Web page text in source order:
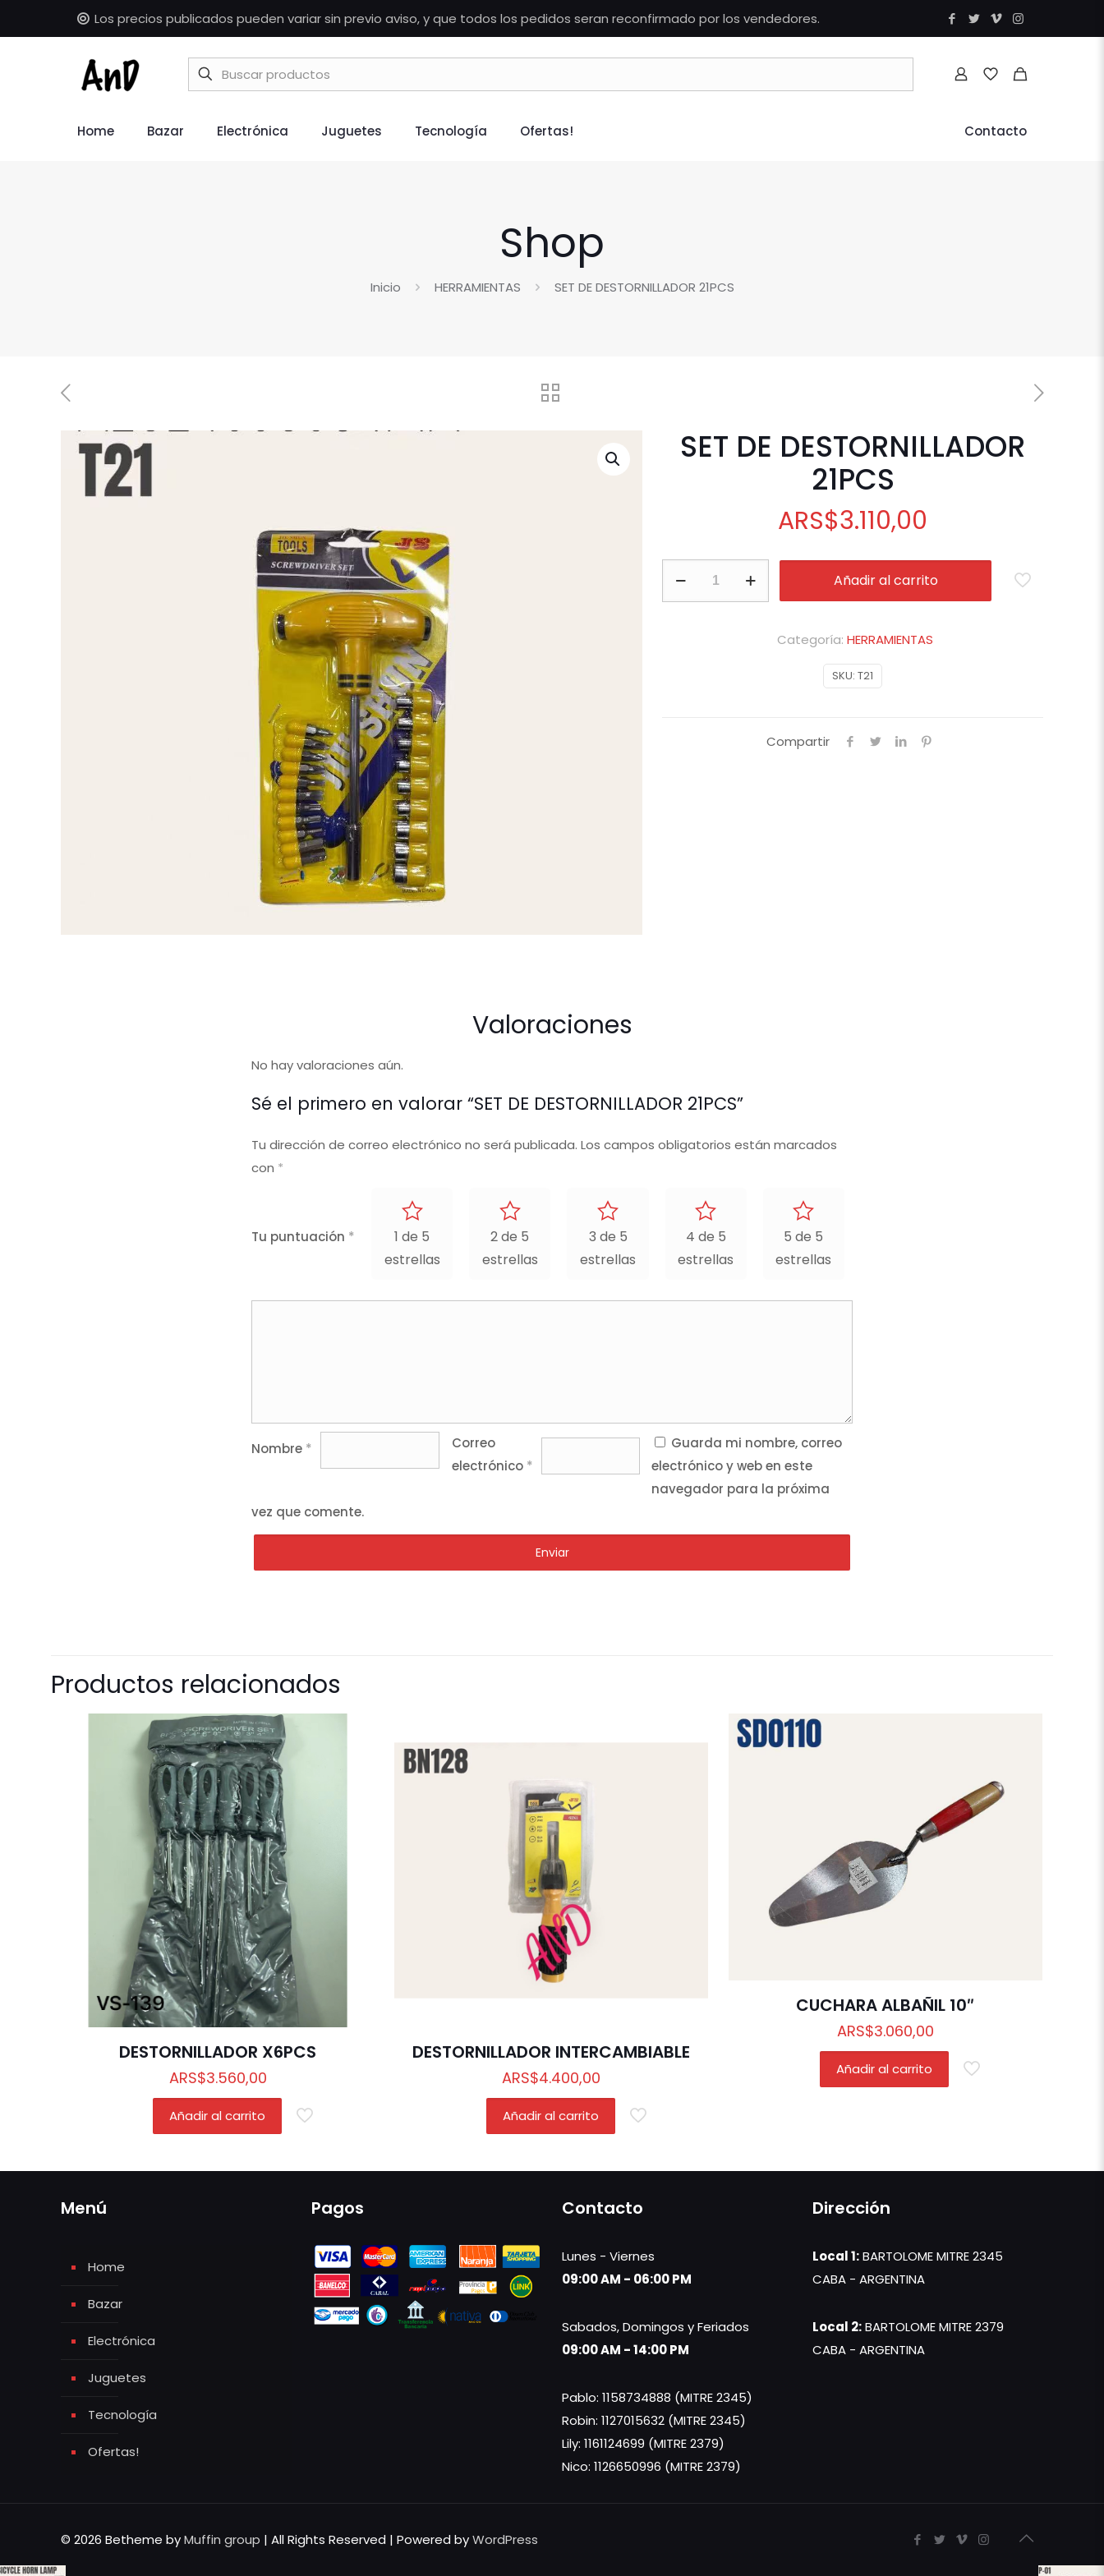
Los precios publicados pueden variar sin previo aviso, y que todos los pedidos seran reconfirmado por los vendedores.
Home Bazar Electrónica Juguetes Tecnología Ofertas! Contacto
Shop
Inicio HERRAMIENTAS SET DE DESTORNILLADOR 21PCS
SET DE DESTORNILLADOR
21PCS
ARS$3.110,00
Añadir al carrito
SKU: T21
Categoría: HERRAMIENTAS
Compartir
Valoraciones
No hay valoraciones aún.
Sé el primero en valorar “SET DE DESTORNILLADOR 21PCS”
Tu dirección de correo electrónico no será publicada. Los campos obligatorios están marcados
con *
Tu puntuación *
1 de 5
estrellas
2 de 5
estrellas
3 de 5
estrellas
4 de 5
estrellas
5 de 5
estrellas
Nombre *
Correo
electrónico *
Guarda mi nombre, correo
electrónico y web en este
navegador para la próxima
vez que comente.
Productos relacionados
DESTORNILLADOR X6PCS
ARS$3.560,00
Añadir al carrito
DESTORNILLADOR INTERCAMBIABLE
ARS$4.400,00
Añadir al carrito
CUCHARA ALBAÑIL 10″
ARS$3.060,00
Añadir al carrito
Menú
Home
Bazar
Electrónica
Juguetes
Tecnología
Ofertas!
Pagos Contacto
Lunes - Viernes
09:00 AM - 06:00 PM
Sabados, Domingos y Feriados
09:00 AM - 14:00 PM
Pablo: 1158734888 (MITRE 2345)
Robin: 1127015632 (MITRE 2345)
Lily: 1161124699 (MITRE 2379)
Nico: 1126650996 (MITRE 2379)
Dirección
Local 1:BARTOLOME MITRE 2345
CABA - ARGENTINA
Local 2:BARTOLOME MITRE 2379
CABA - ARGENTINA
© 2026 Betheme byMuffin group | All Rights Reserved | Powered byWordPress